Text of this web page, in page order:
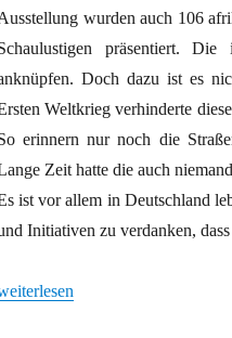
wurden auch 106
präsentiert.
Doch dazu ist es
Weltkrieg verhinderte
erinnern nur noch die
Zeit hatte die auch
ist vor allem in Deutschland
Initiativen zu verdanken,
Anfang ist gemacht“